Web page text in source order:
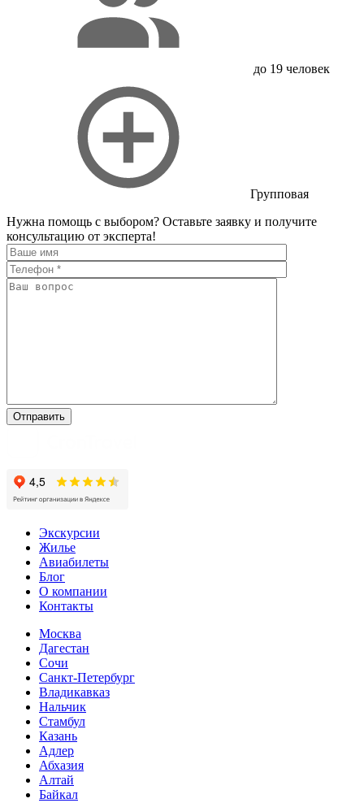
до 19 человек
Групповая
Нужна помощь с выбором? Оставьте заявку и получите
консультацию от эксперта!
Экскурсии
Жилье
Авиабилеты
Блог
О компании
Контакты
Москва
Дагестан
Сочи
Санкт-Петербург
Владикавказ
Нальчик
Стамбул
Казань
Адлер
Абхазия
Алтай
Байкал